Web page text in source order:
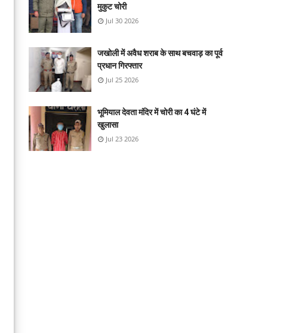
मुकुट चोरी
Jul 30 2026
जखोली में अवैध शराब के साथ बचवाड़ का पूर्व
प्रधान गिरफ्तार
Jul 25 2026
भूमियाल देवता मंदिर में चोरी का 4 घंटे में
खुलासा
Jul 23 2026